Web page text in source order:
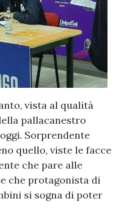
vista al qualità
pallacanestro
Sorprendente
quello, viste le facce
che pare alle
che protagonista di
si sogna di poter